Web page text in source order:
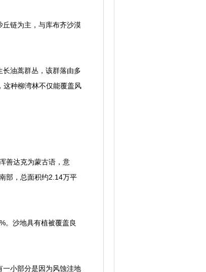
链为主，与库布齐沙漠
油蒿群丛，该群落由多
这种柳湾林不仅能覆盖风
善达克为蒙古语，意
部，总面积约2.14万平
。沙地具有植被覆盖良
小部分是因为风蚀洼地